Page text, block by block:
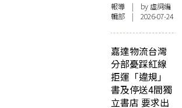
報導 | by 虛詞編
輯部 | 2026-07-24
嘉達物流台灣
分部憂踩紅線
拒運「違規」
書及停送4間獨
立書店 要求出